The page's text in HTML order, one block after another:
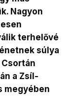
Nagyon
terhelővé
súlya
a Zsíl-
megyében